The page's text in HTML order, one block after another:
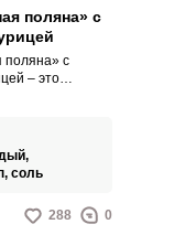
поляна» с
поляна» с
– это
ингредиент
уникальную
богатую палитру
соль
288 0